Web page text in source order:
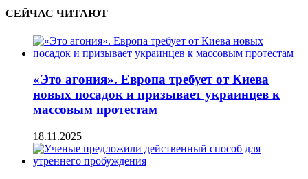
СЕЙЧАС ЧИТАЮТ
«Это агония». Европа требует от Киева
новых посадок и призывает украинцев к
массовым протестам
18.11.2025